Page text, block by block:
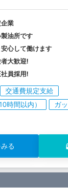
業
油所です
心して働けます
大歓迎!
員採用!
交通費規定支給
時間以内）
ガ
る